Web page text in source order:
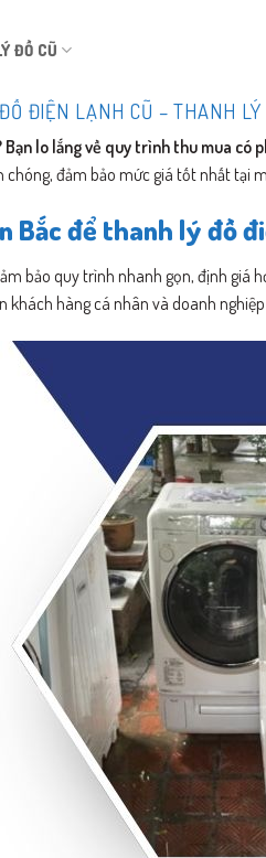
ĐỒ CŨ
ĐIỆN LẠNH CŨ – THANH LÝ
lo lắng về quy trình thu mua có
chóng, đảm bảo mức giá tốt nhất tại
Bắc để thanh lý đồ
bảo quy trình nhanh gọn, định giá
khách hàng cá nhân và doanh nghiệp